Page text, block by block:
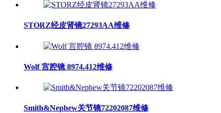
STORZ经皮肾镜27293AA维修
Wolf 宫腔镜 8974.412维修
Smith&Nephew关节镜72202087维修